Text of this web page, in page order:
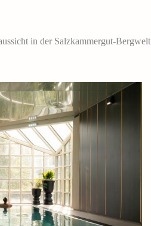
in der Salzkammergut-Bergwelt